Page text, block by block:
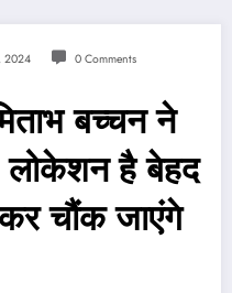
2024 0 Comments
बच्चन ने
लोकेशन है बेहद
चौंक जाएंगे